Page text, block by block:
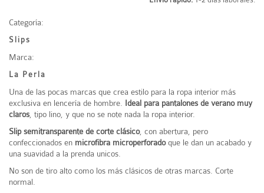
Categoría:
Slips
Marca:
La Perla
Una de las pocas marcas que crea estilo para la ropa interior más
exclusiva en lencería de hombre. Ideal para pantalones de verano muy
claros , tipo lino, y que no se note nada la ropa interior.
Slip semitransparente de corte clásico, con abertura, pero
confeccionados en microfibra microperforadoque le dan un acabado y
una suavidad a la prenda unicos.
No son de tiro alto como los más clásicos de otras marcas. Corte
normal.